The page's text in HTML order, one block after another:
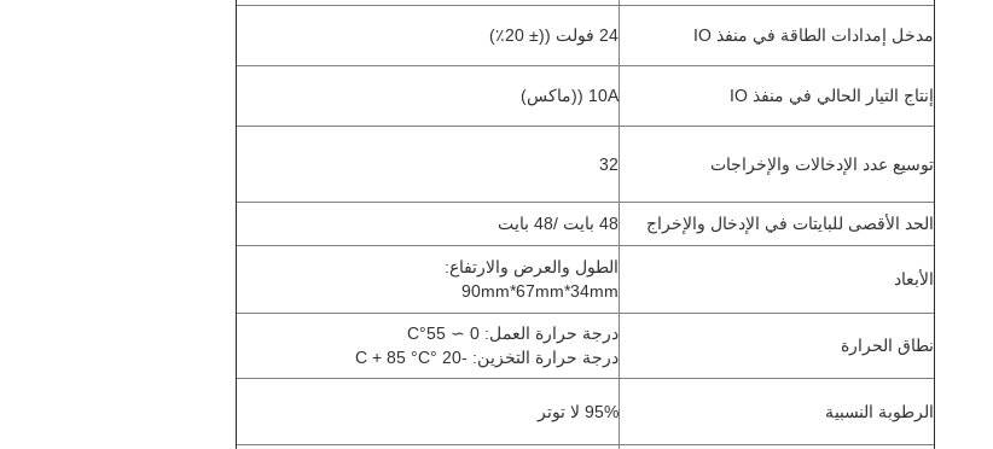
مدخل إمدادات الطاقة في منفذ IO 24 فولت ((± 20٪)
إنتاج التيار الحالي في منفذ IO 10A ((ماكس)
توسيع عدد الإدخالات والإخراجات 32
الحد الأقصى للبايتات في الإدخال والإخراج 48 بايت /48 بايت
الأبعاد
الطول والعرض والارتفاع:
90mm*67mm*34mm
نطاق الحرارة
درجة حرارة العمل: 0 ∼ 55°C
درجة حرارة التخزين: -20 °C + 85 °C
الرطوبة النسبية 95% لا توتر